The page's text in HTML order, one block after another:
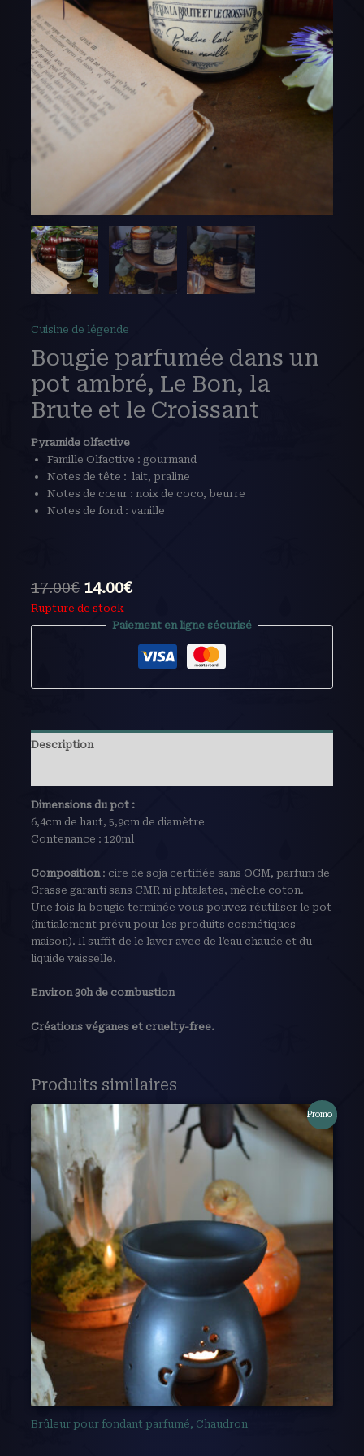
Cuisine de légende
Bougie parfumée dans un
pot ambré, Le Bon, la
Brute et le Croissant
Pyramide olfactive
Famille Olfactive : gourmand
Notes de tête : lait, praline
Notes de cœur : noix de coco, beurre
Notes de fond : vanille
17.00€ 14.00€
Rupture de stock
Paiement en ligne sécurisé
Description
Dimensions du pot :
6,4cm de haut, 5,9cm de diamètre
Contenance : 120ml
Composition: cire de soja certifiée sans OGM, parfum de
Grasse garanti sans CMR ni phtalates, mèche coton.
Une fois la bougie terminée vous pouvez réutiliser le pot
(initialement prévu pour les produits cosmétiques
maison). Il suffit de le laver avec de l’eau chaude et du
liquide vaisselle.
Environ 30h de combustion
Créations véganes et cruelty-free.
Produits similaires
Promo !
Brûleur pour fondant parfumé, Chaudron